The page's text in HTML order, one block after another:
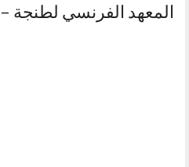
المعهد الفرنسي لطنجة